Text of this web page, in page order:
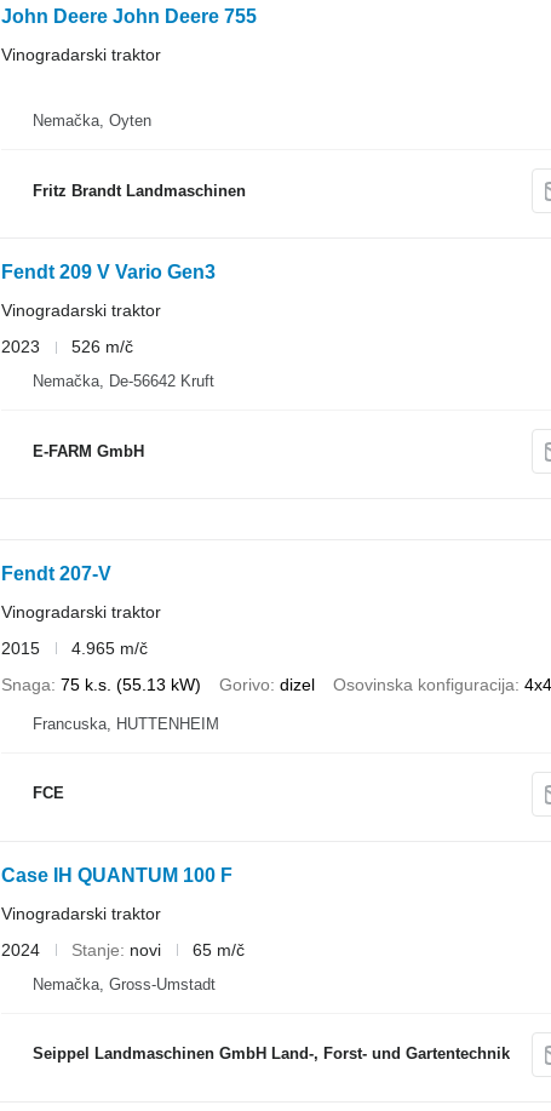
John Deere John Deere 755
Vinogradarski traktor
Nemačka, Oyten
Fritz Brandt Landmaschinen
Fendt 209 V Vario Gen3
Vinogradarski traktor
2023
526 m/č
Nemačka, De-56642 Kruft
E-FARM GmbH
Fendt 207-V
Vinogradarski traktor
2015
4.965 m/č
Snaga 75 k.s. (55.13 kW) Gorivo dizel Osovinska konfiguracija 4x4
Francuska, HUTTENHEIM
FCE
Case IH QUANTUM 100 F
Vinogradarski traktor
2024
Stanje novi 65 m/č
Nemačka, Gross-Umstadt
Seippel Landmaschinen GmbH Land-, Forst- und Gartentechnik